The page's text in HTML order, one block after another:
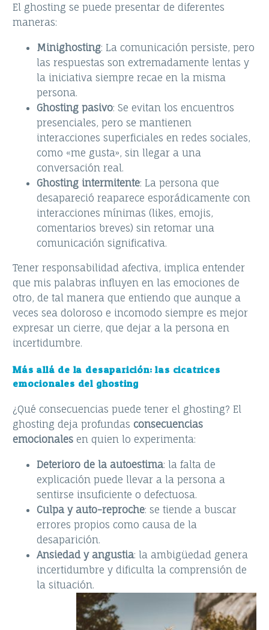
El ghosting se puede presentar de diferentes
maneras:
Minighosting: La comunicación persiste, pero
las respuestas son extremadamente lentas y
la iniciativa siempre recae en la misma
persona.
Ghosting pasivo: Se evitan los encuentros
presenciales, pero se mantienen
interacciones superficiales en redes sociales,
como «me gusta», sin llegar a una
conversación real.
Ghosting intermitente: La persona que
desapareció reaparece esporádicamente con
interacciones mínimas (likes, emojis,
comentarios breves) sin retomar una
comunicación significativa.
Tener responsabilidad afectiva, implica entender
que mis palabras influyen en las emociones de
otro, de tal manera que entiendo que aunque a
veces sea doloroso e incomodo siempre es mejor
expresar un cierre, que dejar a la persona en
incertidumbre.
Más allá de la desaparición: las cicatrices
emocionales del ghosting
¿Qué consecuencias puede tener el ghosting? El
ghosting deja profundas consecuencias
emocionales en quien lo experimenta:
Deterioro de la autoestima: la falta de
explicación puede llevar a la persona a
sentirse insuficiente o defectuosa.
Culpa y auto-reproche: se tiende a buscar
errores propios como causa de la
desaparición.
Ansiedad y angustia: la ambigüedad genera
incertidumbre y dificulta la comprensión de
la situación.